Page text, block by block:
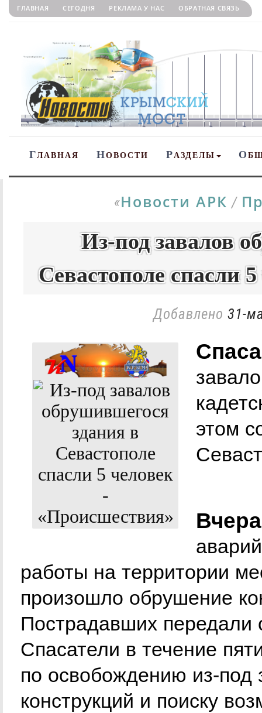
ГЛАВНАЯ СЕГОДНЯ РЕКЛАМА У НАС ОБРАТНАЯ СВЯЗЬ
ГЛАВНАЯ НОВОСТИ РАЗДЕЛЫ О
«Новости АРК /
Из-под завалов
Севастополе спасли
Добавлено 31-
этом
работы на территории
произошло обрушение
Пострадавших передали
Спасатели в течение
по освобождению из-под
конструкций и поиску